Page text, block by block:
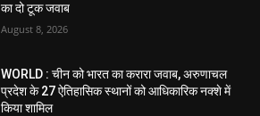
का दो टूक जवाब
August 8, 2026
WORLD : चीन को भारत का करारा जवाब, अरुणाचल
प्रदेश के 27 ऐतिहासिक स्थानों को आधिकारिक नक्शे में
किया शामिल